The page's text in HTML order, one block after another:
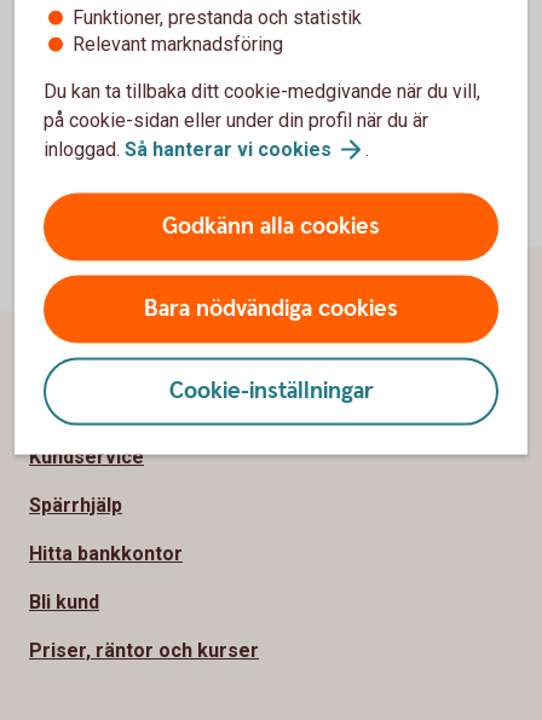
Funktioner, prestanda och statistik
Relevant marknadsföring
Du kan ta tillbaka ditt cookie-medgivande när du vill,
på cookie-sidan eller under din profil när du är
inloggad. Så hanterar vi cookies .
Godkänn alla cookies
Bara nödvändiga cookies
Cookie-inställningar
Sidfot
Hitta snabbt
Kundservice
Spärrhjälp
Hitta bankkontor
Bli kund
Priser, räntor och kurser